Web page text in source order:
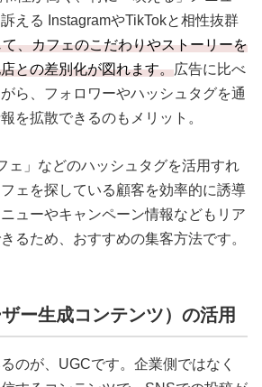
える
InstagramやTikTokと相性抜群
、カフェのこだわりやストーリーを
との差別化が図れます。広告に比べ
ら、フォロワーやハッシュタグを通
を拡散できるのもメリット。
ェ」などのハッシュタグを活用すれ
ェを探している顧客を効率的に誘導
ューやキャンペーン情報などもリア
るため、おすすめの集客方法です。
ー生成コンテンツ）の活用
のが、UGCです。企業側ではなく